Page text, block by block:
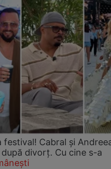
Cabral și
divorț. Cu cine s-a